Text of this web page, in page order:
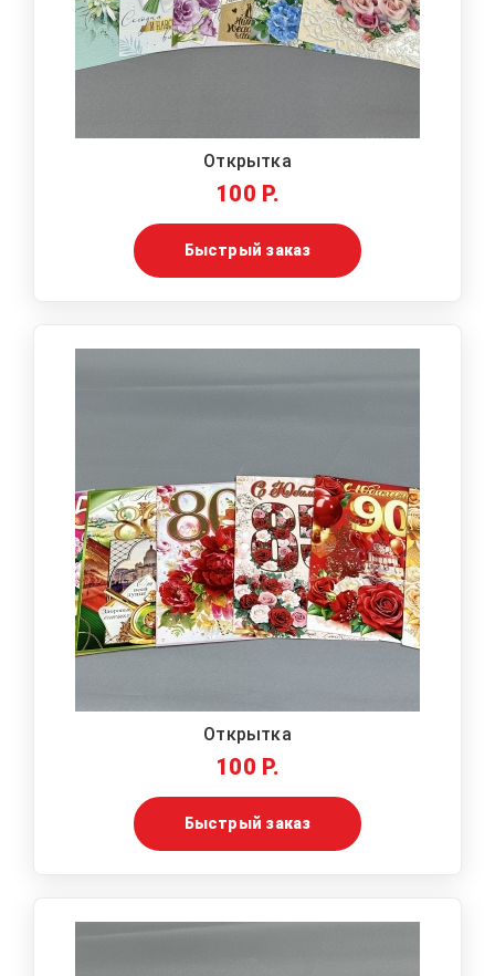
Открытка
100 Р.
Быстрый заказ
Открытка
100 Р.
Быстрый заказ